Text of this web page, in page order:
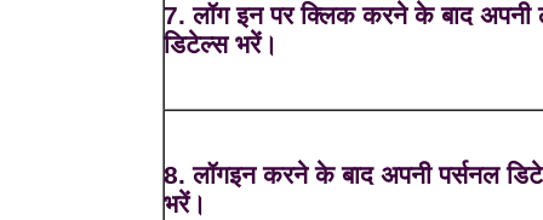
7. लॉग इन पर क्लिक करने के बाद अपनी
डिटेल्स भरें।
8. लॉगइन करने के बाद अपनी पर्सनल
भरें।